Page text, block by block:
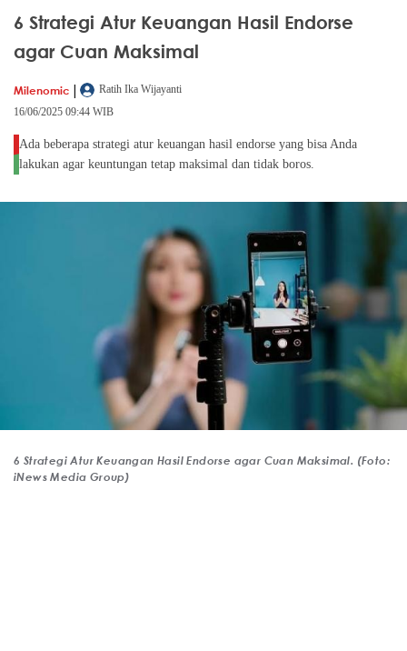
6 Strategi Atur Keuangan Hasil Endorse
agar Cuan Maksimal
Milenomic |
Ratih Ika Wijayanti
16/06/2025 09:44 WIB
Ada beberapa strategi atur keuangan hasil endorse yang bisa Anda
lakukan agar keuntungan tetap maksimal dan tidak boros.
6 Strategi Atur Keuangan Hasil Endorse agar Cuan Maksimal. (Foto:
iNews Media Group)